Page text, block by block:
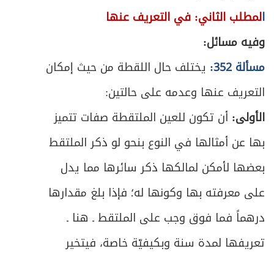
المطلب الثاني: في التعريف عنها
وفيه مسائل:
مسألة 352:
يختلف حال اللقطة من حيث إمكان
التعريف عنها وعدمه على حالتين:
الأولى: أن تكون للعين الملتقطة صفات تتميز
بها عن أمثالها في النوع بنحو لو ذكر الملتقط
بعضها لأمكن لمالكها ذكر سائرها مما يدل
على معرفته بها وكونها له؛ فإذا بلغ مقدارها
درهماً فما فوق وجب على الملتقط ـ هنا ـ
تعريفها لمدة سنة وبكيفيّة خاصة، فيتخير